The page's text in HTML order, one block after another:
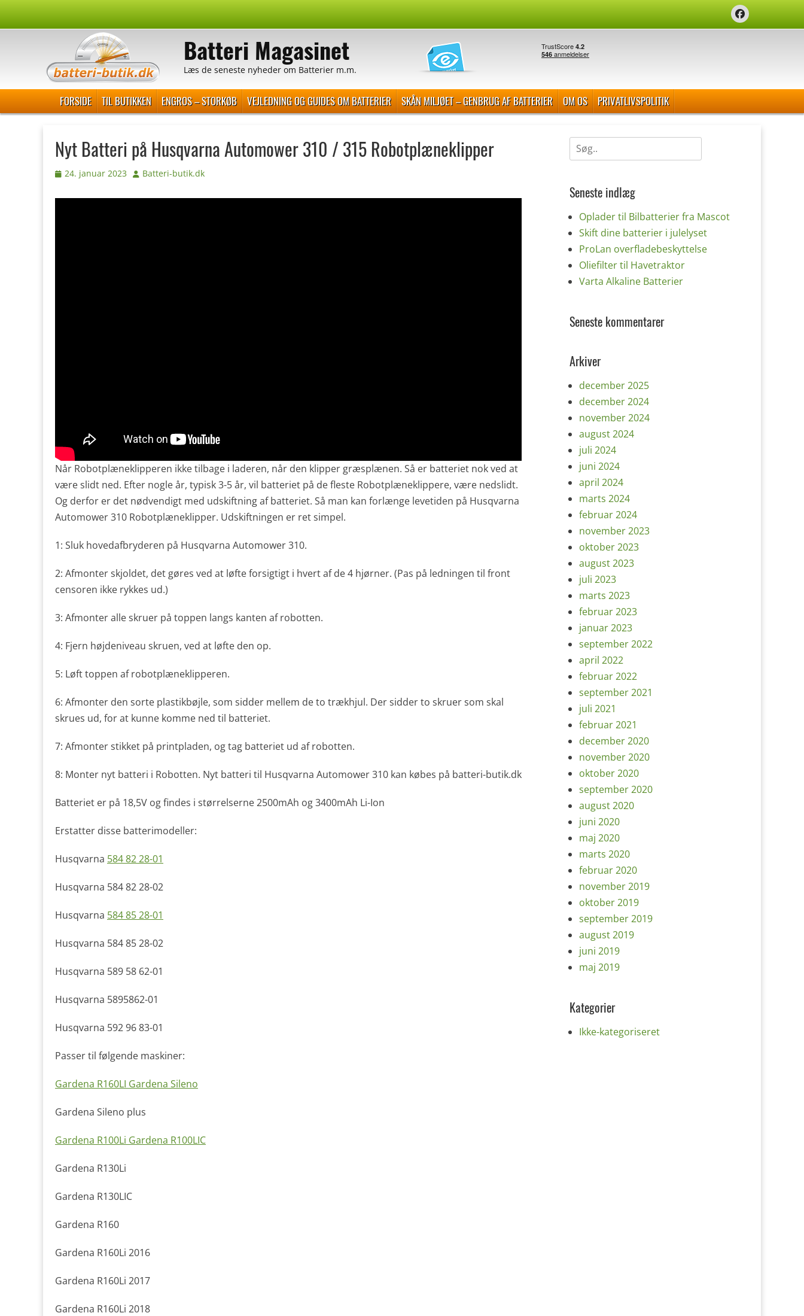
Facebook
Batteri Magasinet
Læs de seneste nyheder om Batterier m.m.
Primær Menu
FORSIDE TIL BUTIKKEN ENGROS – STORKØB VEJLEDNING OG GUIDES OM BATTERIER SKÅN MILJØET – GENBRUG AF BATTERIER OM OS PRIVATLIVSPOLITIK
Nyt Batteri på Husqvarna Automower 310 / 315 Robotplæneklipper
Udgivet
24. januar 2023 Forfatter
Batteri-butik.dk
Når Robotplæneklipperen ikke tilbage i laderen, når den klipper græsplænen. Så er batteriet nok ved at
være slidt ned. Efter nogle år, typisk 3-5 år, vil batteriet på de fleste Robotplæneklippere, være nedslidt.
Og derfor er det nødvendigt med udskiftning af batteriet. Så man kan forlænge levetiden på Husqvarna
Automower 310 Robotplæneklipper. Udskiftningen er ret simpel.
1: Sluk hovedafbryderen på Husqvarna Automower 310.
2: Afmonter skjoldet, det gøres ved at løfte forsigtigt i hvert af de 4 hjørner. (Pas på ledningen til front
censoren ikke rykkes ud.)
3: Afmonter alle skruer på toppen langs kanten af robotten.
4: Fjern højdeniveau skruen, ved at løfte den op.
5: Løft toppen af robotplæneklipperen.
6: Afmonter den sorte plastikbøjle, som sidder mellem de to trækhjul. Der sidder to skruer som skal
skrues ud, for at kunne komme ned til batteriet.
7: Afmonter stikket på printpladen, og tag batteriet ud af robotten.
8: Monter nyt batteri i Robotten. Nyt batteri til Husqvarna Automower 310 kan købes på batteri-butik.dk
Batteriet er på 18,5V og findes i størrelserne 2500mAh og 3400mAh Li-Ion
Erstatter disse batterimodeller:
Husqvarna 584 82 28-01
Husqvarna 584 82 28-02
Husqvarna 584 85 28-01
Husqvarna 584 85 28-02
Husqvarna 589 58 62-01
Husqvarna 5895862-01
Husqvarna 592 96 83-01
Passer til følgende maskiner:
Gardena R160LI Gardena Sileno
Gardena Sileno plus
Gardena R100Li Gardena R100LIC
Gardena R130Li
Gardena R130LIC
Gardena R160
Gardena R160Li 2016
Gardena R160Li 2017
Gardena R160Li 2018
Søg
efter:
Seneste indlæg
Oplader til Bilbatterier fra Mascot
Skift dine batterier i julelyset
ProLan overfladebeskyttelse
Oliefilter til Havetraktor
Varta Alkaline Batterier
Seneste kommentarer
Arkiver
december 2025
december 2024
november 2024
august 2024
juli 2024
juni 2024
april 2024
marts 2024
februar 2024
november 2023
oktober 2023
august 2023
juli 2023
marts 2023
februar 2023
januar 2023
september 2022
april 2022
februar 2022
september 2021
juli 2021
februar 2021
december 2020
november 2020
oktober 2020
september 2020
august 2020
juni 2020
maj 2020
marts 2020
februar 2020
november 2019
oktober 2019
september 2019
august 2019
juni 2019
maj 2019
Kategorier
Ikke-kategoriseret